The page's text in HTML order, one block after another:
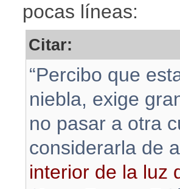
pocas líneas:
Citar:
“Percibo que
niebla, exige
no pasar a otra
considerarla de
interior de la luz